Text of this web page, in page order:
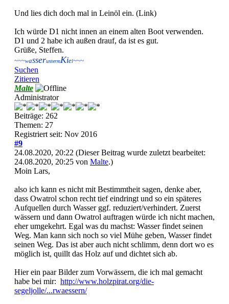
Und lies dich doch mal in Leinöl ein. (Link)
Ich würde D1 nicht innen an einem alten Boot verwenden.
D1 und 2 habe ich außen drauf, da ist es gut.
Grüße, Steffen.
~~~wasseruntermKiel~~~
Suchen
Zitieren
Malte
Administrator
Beiträge: 262
Themen: 27
Registriert seit: Nov 2016
#9
24.08.2020, 20:22 (Dieser Beitrag wurde zuletzt bearbeitet:
24.08.2020, 20:25 von Malte.)
Moin Lars,
also ich kann es nicht mit Bestimmtheit sagen, denke aber,
dass Owatrol schon recht tief eindringt und so ein späteres
Aufquellen durch Wasser ggf. reduziert/verhindert. Zuerst
wässern und dann Owatrol auftragen würde ich nicht machen,
eher umgekehrt. Egal was du machst: Wasser findet seinen
Weg. Man kann sich noch so viel Mühe geben, Wasser findet
seinen Weg. Das ist aber auch nicht schlimm, denn dort wo es
möglich ist, quillt das Holz auf und dichtet sich ab.
Hier ein paar Bilder zum Vorwässern, die ich mal gemacht
habe bei mir: http://www.holzpirat.org/die-
segeljolle/...rwaessern/